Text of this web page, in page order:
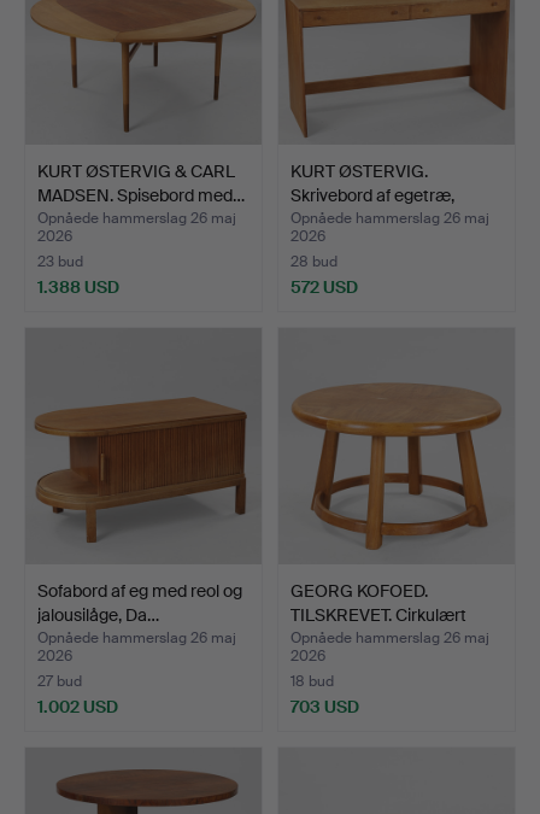
KURT ØSTERVIG & CARL
MADSEN. Spisebord med…
Opnåede hammerslag 26 maj
2026
23 bud
1.388 USD
KURT ØSTERVIG.
Skrivebord af egetræ,
front…
Opnåede hammerslag 26 maj
2026
28 bud
572 USD
Sofabord af eg med reol og
jalousilåge, Da…
Opnåede hammerslag 26 maj
2026
27 bud
1.002 USD
GEORG KOFOED.
TILSKREVET. Cirkulært
sofabo…
Opnåede hammerslag 26 maj
2026
18 bud
703 USD